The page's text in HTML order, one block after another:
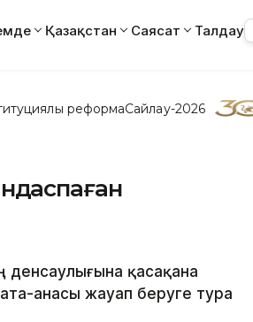
Қазақстан Саясат Талдау
реформаСайлау-2026
денсаулығына қасақана
анасы жауап беруге тура